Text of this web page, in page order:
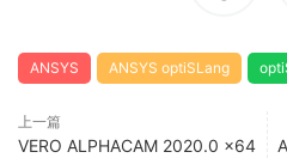
ANSYS ANSYS optiSLang
上一篇
VERO ALPHACAM 2020.0 x64